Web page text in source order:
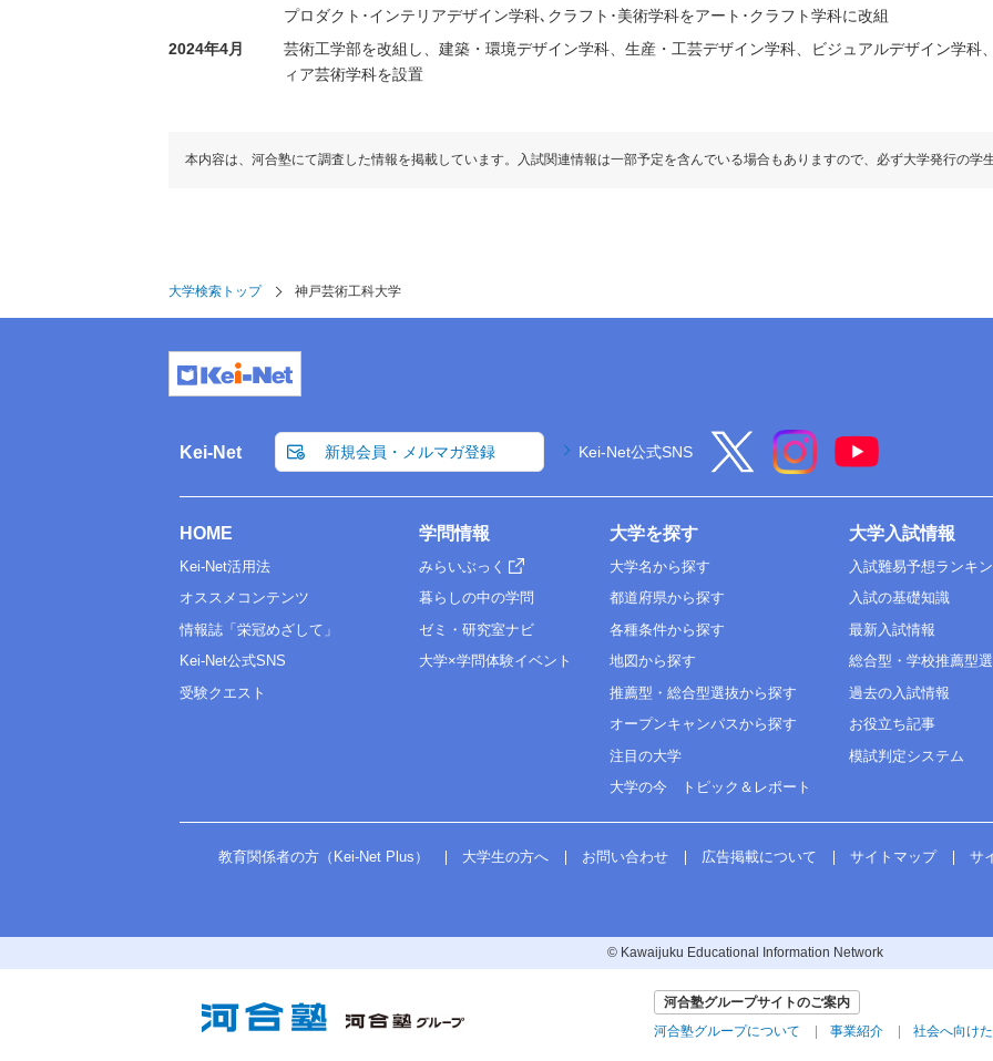
プロダクト･インテリアデザイン学科､クラフト･美術学科をアート･クラフト学科に改組
2024年4月
芸術工学部を改組し、建築・環境デザイン学科、生産・工芸デザイン学科、ビジュアルデザイン学科
ィア芸術学科を設置
本内容は、河合塾にて調査した情報を掲載しています。入試関連情報は一部予定を含んでいる場合もありますので、必ず大学発行の学
大学検索トップ 神戸芸術工科大学
Kei-Net 新規会員・メルマガ登録 Kei-Net公式SNS
HOME
Kei-Net活用法
オススメコンテンツ
情報誌「栄冠めざして」
Kei-Net公式SNS
受験クエスト
学問情報
みらいぶっく
暮らしの中の学問
ゼミ・研究室ナビ
大学×学問体験イベント
大学を探す
大学名から探す
都道府県から探す
各種条件から探す
地図から探す
推薦型・総合型選抜から探す
オープンキャンパスから探す
注目の大学
大学の今 トピック＆レポート
大学入試情報
入試難易予想ランキ
入試の基礎知識
最新入試情報
総合型・学校推薦型
過去の入試情報
お役立ち記事
模試判定システム
教育関係者の方（Kei-Net Plus） 大学生の方へ お問い合わせ 広告掲載について サイトマップ サ
© Kawaijuku Educational Information Network
河合塾グループサイトのご案内
河合塾グループについて
事業紹介 社会へ向け